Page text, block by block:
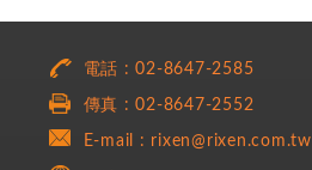
電話 : 02-8647-2585
傳真 : 02-8647-2552
E-mail : rixen@rixen.com.tw